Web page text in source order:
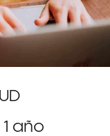
año